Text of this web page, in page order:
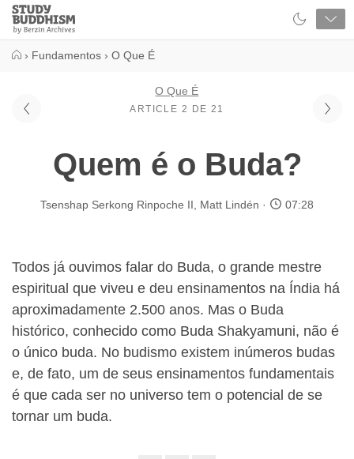
Close
Study
Buddhism
› Fundamentos › O Que É
O Que É
ARTICLE 2 DE 21
Quem é o Buda?
Tsenshap Serkong Rinpoche II Matt Lindén 07:28
Todos já ouvimos falar do Buda, o grande mestre
espiritual que viveu e deu ensinamentos na Índia há
aproximadamente 2.500 anos. Mas o Buda
histórico, conhecido como Buda Shakyamuni, não é
o único buda. No budismo existem inúmeros budas
e, de fato, um de seus ensinamentos fundamentais
é que cada ser no universo tem o potencial de se
tornar um buda.